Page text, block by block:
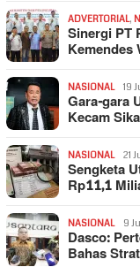
ADVERTORIAL,
Sinergi PT
Kemendes
NASIONAL 19
Gara-gara
Kecam
NASIONAL 21
Sengketa
Rp11,1
NASIONAL 9
Dasco:
Bahas